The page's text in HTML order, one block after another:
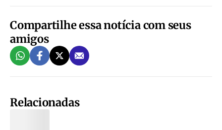
Compartilhe essa notícia com seus
amigos
Relacionadas